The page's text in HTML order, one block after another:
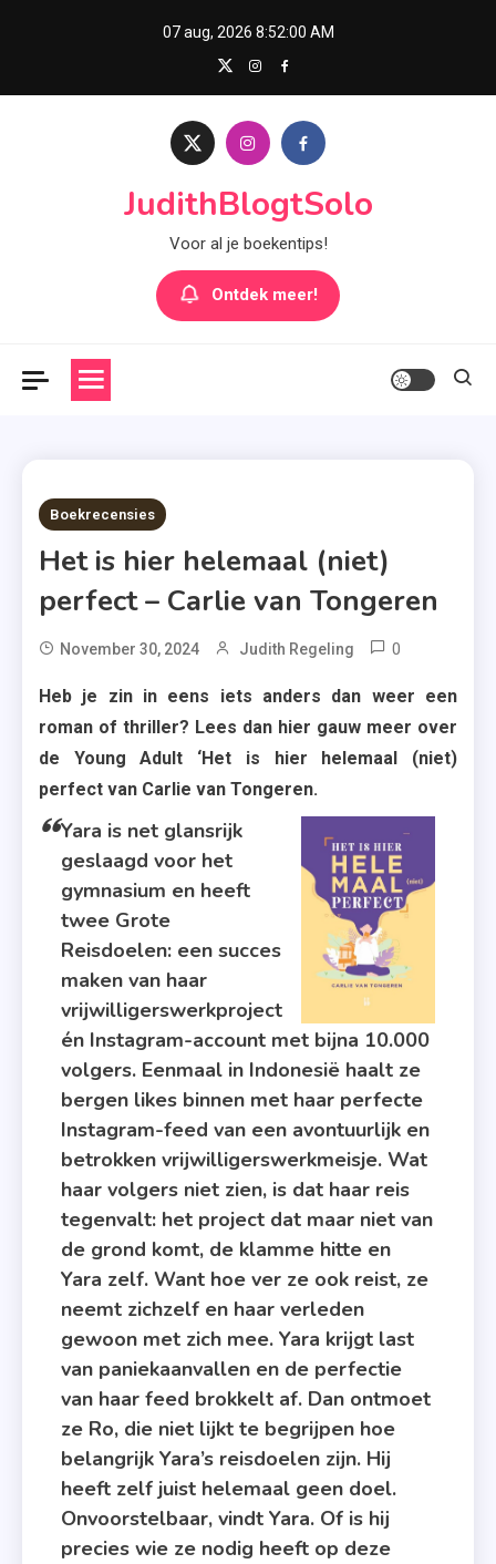
07 aug, 2026 8:52:01 AM
JudithBlogtSolo
Voor al je boekentips!
Ontdek meer!
6 MINS READ
Boekrecensies
Het is hier helemaal (niet)
perfect – Carlie van Tongeren
November 30, 2024 Judith Regeling 0
Books
,
Carlie
Hier
(niet)
Perfect
,
Recensie
Recensie-
,
Heb je zin in eens iets anders dan weer een
roman of thriller? Lees dan hier gauw meer over
de Young Adult ‘Het is hier helemaal (niet)
perfect van Carlie van Tongeren.
Yara is net glansrijk
geslaagd voor het
gymnasium en heeft
twee Grote
Reisdoelen: een succes
maken van haar
vrijwilligerswerkproject
én Instagram-account met bijna 10.000
volgers. Eenmaal in Indonesië haalt ze
bergen likes binnen met haar perfecte
Instagram-feed van een avontuurlijk en
betrokken vrijwilligerswerkmeisje. Wat
haar volgers niet zien, is dat haar reis
tegenvalt: het project dat maar niet van
de grond komt, de klamme hitte en
Yara zelf. Want hoe ver ze ook reist, ze
neemt zichzelf en haar verleden
gewoon met zich mee. Yara krijgt last
van paniekaanvallen en de perfectie
van haar feed brokkelt af. Dan ontmoet
ze Ro, die niet lijkt te begrijpen hoe
belangrijk Yara’s reisdoelen zijn. Hij
heeft zelf juist helemaal geen doel.
Onvoorstelbaar, vindt Yara. Of is hij
precies wie ze nodig heeft op deze